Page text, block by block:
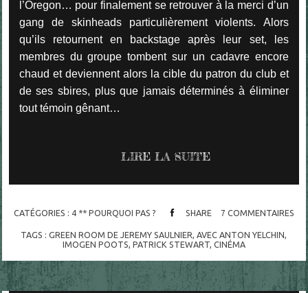
l’Oregon… pour finalement se retrouver à la merci d’un
gang de skinheads particulièrement violents. Alors
qu’ils retournent en backstage après leur set, les
membres du groupe tombent sur un cadavre encore
chaud et deviennent alors la cible du patron du club et
de ses sbires, plus que jamais déterminés à éliminer
tout témoin gênant…
LIRE LA SUITE
CATÉGORIES : 4 ** POURQUOI PAS ? SHARE 7 COMMENTAIRES
TAGS :GREEN ROOM DE JEREMY SAULNIER,AVEC ANTON YELCHIN,
IMOGEN POOTS, PATRICK STEWART, CINÉMA